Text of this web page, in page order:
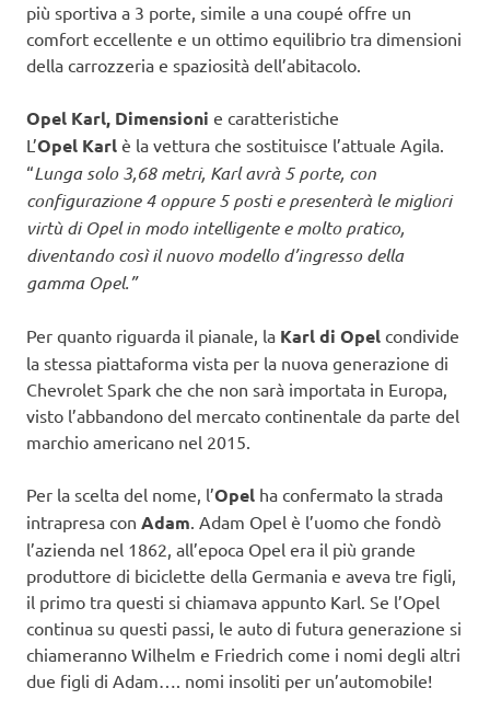
più sportiva a 3 porte, simile a una coupé offre un
comfort eccellente e un ottimo equilibrio tra dimensioni
della carrozzeria e spaziosità dell’abitacolo.
Opel Karl, Dimensioni e caratteristiche
L’Opel Karl è la vettura che sostituisce l’attuale Agila.
“Lunga solo 3,68 metri, Karl avrà 5 porte, con
configurazione 4 oppure 5 posti e presenterà le migliori
virtù di Opel in modo intelligente e molto pratico,
diventando così il nuovo modello d’ingresso della
gamma Opel.”
Per quanto riguarda il pianale, la Karl di Opel condivide
la stessa piattaforma vista per la nuova generazione di
Chevrolet Spark che che non sarà importata in Europa,
visto l’abbandono del mercato continentale da parte del
marchio americano nel 2015.
Per la scelta del nome, l’Opel ha confermato la strada
intrapresa con Adam. Adam Opel è l’uomo che fondò
l’azienda nel 1862, all’epoca Opel era il più grande
produttore di biciclette della Germania e aveva tre figli,
il primo tra questi si chiamava appunto Karl. Se l’Opel
continua su questi passi, le auto di futura generazione si
chiameranno Wilhelm e Friedrich come i nomi degli altri
due figli di Adam…. nomi insoliti per un’automobile!